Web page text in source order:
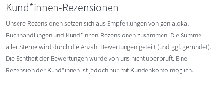
Kund*innen-Rezensionen
Unsere Rezensionen setzen sich aus Empfehlungen von genialokal-
Buchhandlungen und Kund*innen-Rezensionen zusammen. Die Summe
aller Sterne wird durch die Anzahl Bewertungen geteilt (und ggf. gerundet).
Die Echtheit der Bewertungen wurde von uns nicht überprüft. Eine
Rezension der Kund*innen ist jedoch nur mit Kundenkonto möglich.